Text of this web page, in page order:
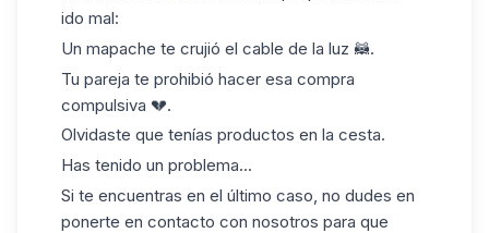
ido mal:
Un mapache te crujió el cable de la luz 🦝.
Tu pareja te prohibió hacer esa compra
compulsiva 💔.
Olvidaste que tenías productos en la cesta.
Has tenido un problema...
Si te encuentras en el último caso, no dudes en
ponerte en contacto con nosotros para que